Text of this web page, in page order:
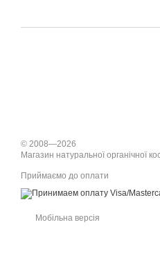
© 2008—2026
Магазин натуральної органічної
Приймаємо до оплати
Мобільна версія